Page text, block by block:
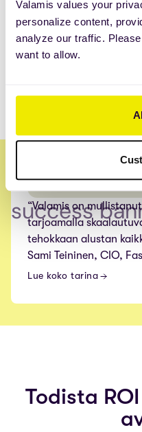
Valamis values your
personalize content,
analyze our traffic.
want to allow.
sisältösuosituksia.
kunnioittaen
oppimista oikeille
“Valamis on
tarjoamalla
tehokkaan alustan
Sami Teininen, CIO,
Lue koko tarina
Todista